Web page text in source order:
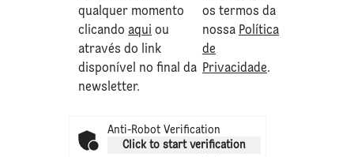
qualquer momento
clicando aqui ou
através do link
disponível no final da
newsletter.
os termos da
nossa Política
de
Privacidade.
Anti-Robot Verification
Click to start verification